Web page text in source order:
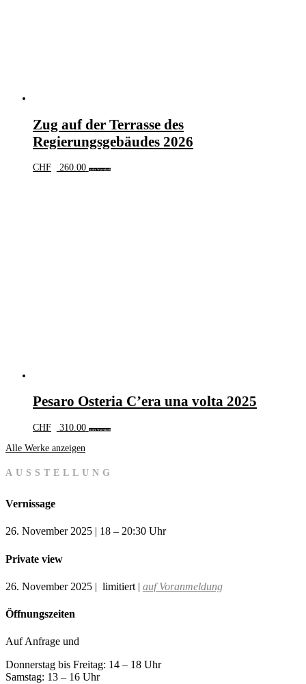
Zug auf der Terrasse des
Regierungsgebäudes 2026
CHF 260.00 In den Warenkorb
Pesaro Osteria C’era una volta 2025
CHF 310.00 In den Warenkorb
Alle Werke anzeigen
AUSSTELLUNG
Vernissage
26. November 2025 | 18 – 20:30 Uhr
Private view
26. November 2025 | limitiert | auf Voranmeldung
Öffnungszeiten
Auf Anfrage und
Donnerstag bis Freitag: 14 – 18 Uhr
Samstag: 13 – 16 Uhr